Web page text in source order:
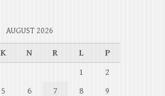
AUGUST 2026
K N R L
P
1
2
5 6 7 8
9